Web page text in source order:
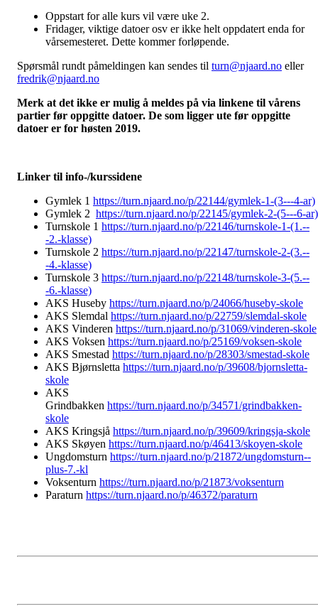
Oppstart for alle kurs vil være uke 2.
Fridager, viktige datoer osv er ikke helt oppdatert enda for
vårsemesteret. Dette kommer forløpende.
Spørsmål rundt påmeldingen kan sendes til turn@njaard.no eller
fredrik@njaard.no
Merk at det ikke er mulig å meldes på via linkene til vårens
partier før oppgitte datoer. De som ligger ute før oppgitte
datoer er for høsten 2019.
Linker til info-/kurssidene
Gymlek 1 https://turn.njaard.no/p/22144/gymlek-1-(3---4-ar)
Gymlek 2 https://turn.njaard.no/p/22145/gymlek-2-(5---6-ar)
Turnskole 1 https://turn.njaard.no/p/22146/turnskole-1-(1.--
-2.-klasse)
Turnskole 2 https://turn.njaard.no/p/22147/turnskole-2-(3.--
-4.-klasse)
Turnskole 3 https://turn.njaard.no/p/22148/turnskole-3-(5.--
-6.-klasse)
AKS Huseby https://turn.njaard.no/p/24066/huseby-skole
AKS Slemdal https://turn.njaard.no/p/22759/slemdal-skole
AKS Vinderen https://turn.njaard.no/p/31069/vinderen-skole
AKS Voksen https://turn.njaard.no/p/25169/voksen-skole
AKS Smestad https://turn.njaard.no/p/28303/smestad-skole
AKS Bjørnsletta https://turn.njaard.no/p/39608/bjornsletta-
skole
AKS
Grindbakken https://turn.njaard.no/p/34571/grindbakken-
skole
AKS Kringsjå https://turn.njaard.no/p/39609/kringsja-skole
AKS Skøyen https://turn.njaard.no/p/46413/skoyen-skole
Ungdomsturn https://turn.njaard.no/p/21872/ungdomsturn--
plus-7.-kl
Voksenturn https://turn.njaard.no/p/21873/voksenturn
Paraturn https://turn.njaard.no/p/46372/paraturn